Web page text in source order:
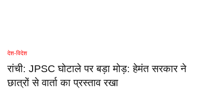
देश-विदेश
रांची: JPSC घोटाले पर बड़ा मोड़: हेमंत सरकार ने
छात्रों से वार्ता का प्रस्ताव रखा